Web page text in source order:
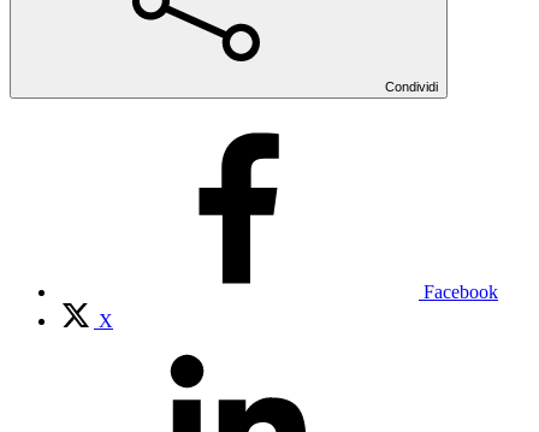
Condividi
Facebook
X